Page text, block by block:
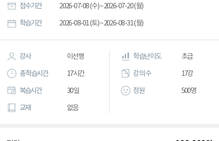
접수기간 2026-07-08 (수) ~ 2026-07-20 (월)
학습기간 2026-08-01 (토) ~ 2026-08-31 (월)
강사 이선행
총 학습시간 17시간
복습시간 30일
교재 없음
학습난이도 초급
강의 수 17강
정원 500명